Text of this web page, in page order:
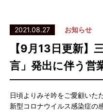
2021.08.27 お知らせ
【9月13日更新
言」発出に伴う営
日頃よりみそ吟をご愛顧いた
新型コロナウイルス感染症の